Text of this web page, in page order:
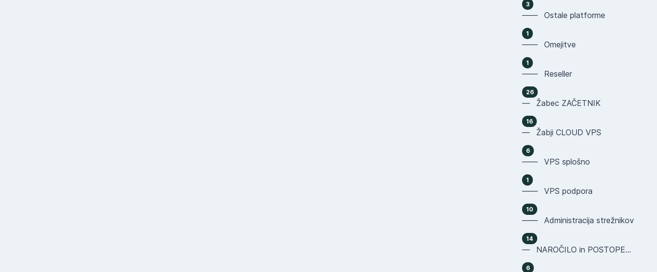
3
—— Ostale platforme
1
—— Omejitve
1
—— Reseller
26
— Žabec ZAČETNIK
16
— Žabji CLOUD VPS
6
—— VPS splošno
1
—— VPS podpora
10
—— Administracija strežnikov
14
— NAROČILO in POSTOPEK NAKUPA
6